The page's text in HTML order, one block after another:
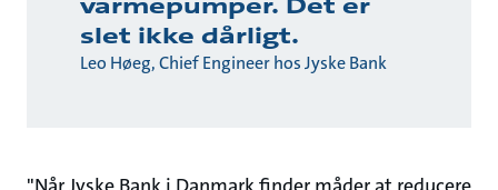
slet ikke dårligt.
Leo Høeg, Chief Engineer hos Jyske Bank